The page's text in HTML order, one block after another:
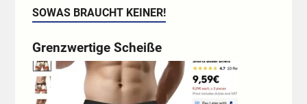
SOWAS BRAUCHT KEINER!
Grenzwertige Scheiße